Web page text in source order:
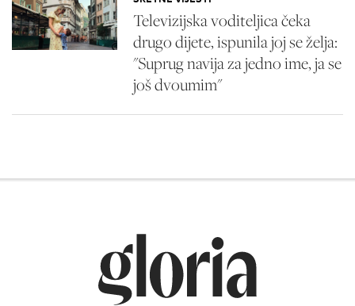
Televizijska voditeljica čeka
drugo dijete, ispunila joj se želja:
"Suprug navija za jedno ime, ja se
još dvoumim"